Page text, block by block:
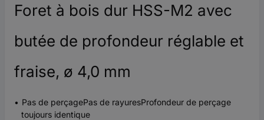
Foret à bois dur HSS-M2 avec
butée de profondeur réglable et
fraise, ø 4,0 mm
Pas de perçagePas de rayuresProfondeur de perçage
toujours identique